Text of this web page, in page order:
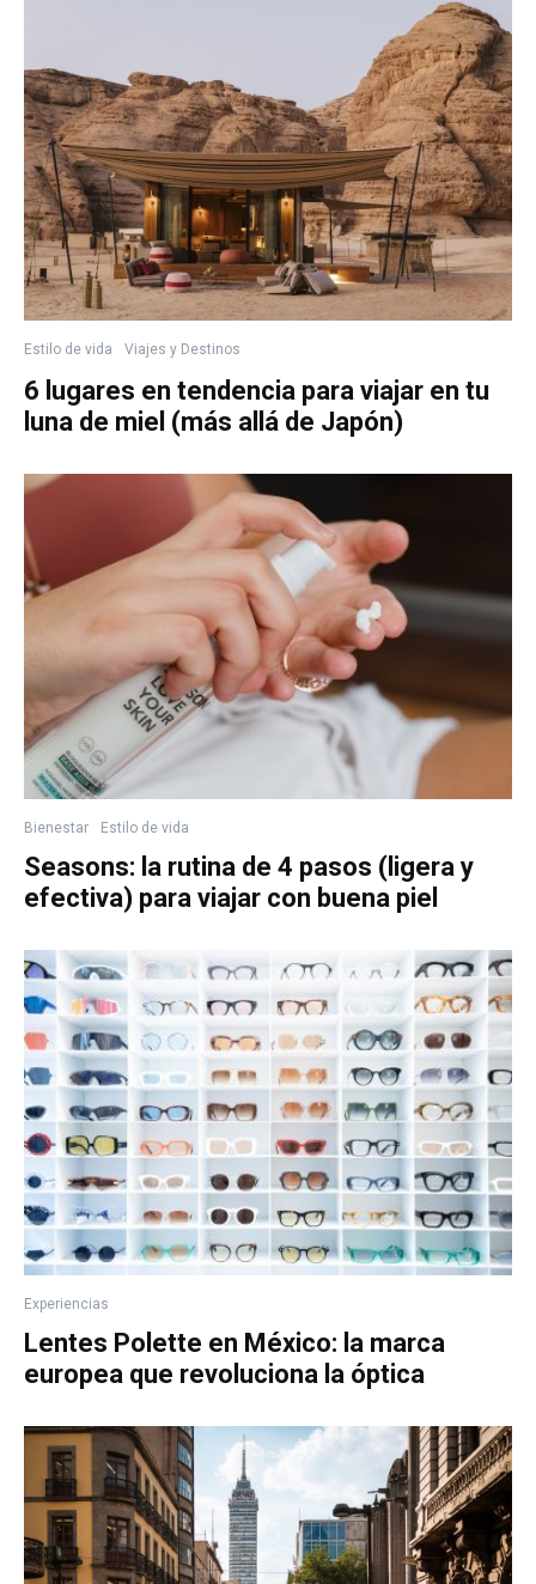
Estilo de vida Viajes y Destinos
6 lugares en tendencia para viajar en tu
luna de miel (más allá de Japón)
Bienestar Estilo de vida
Seasons: la rutina de 4 pasos (ligera y
efectiva) para viajar con buena piel
Experiencias
Lentes Polette en México: la marca
europea que revoluciona la óptica